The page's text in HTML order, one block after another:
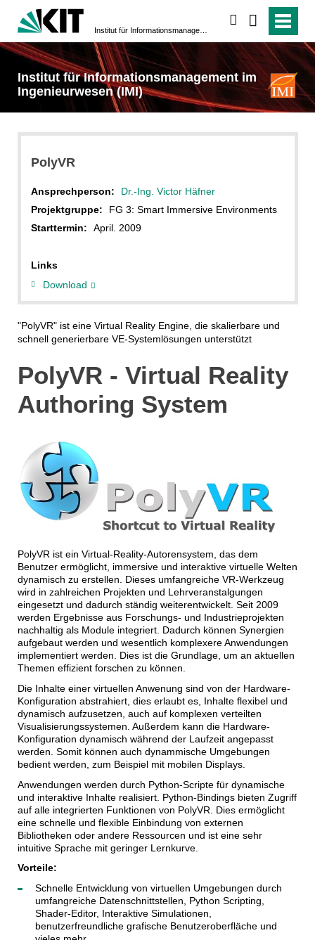
Institut für Informationsmanagement im
Ingenieurwesen (IMI)
PolyVR
Ansprechperson:
Dr.-Ing. Victor Häfner
Projektgruppe:
FG 3: Smart Immersive Environments
Starttermin:
April. 2009
Links
Download
"PolyVR" ist eine Virtual Reality Engine, die skalierbare und
schnell generierbare VE-Systemlösungen unterstützt
PolyVR - Virtual Reality
Authoring System
PolyVR ist ein Virtual-Reality-Autorensystem, das dem
Benutzer ermöglicht, immersive und interaktive virtuelle Welten
dynamisch zu erstellen. Dieses umfangreiche VR-Werkzeug
wird in zahlreichen Projekten und Lehrveranstalgungen
eingesetzt und dadurch ständig weiterentwickelt. Seit 2009
werden Ergebnisse aus Forschungs- und Industrieprojekten
nachhaltig als Module integriert. Dadurch können Synergien
aufgebaut werden und wesentlich komplexere Anwendungen
implementiert werden. Dies ist die Grundlage, um an aktuellen
Themen effizient forschen zu können.
Die Inhalte einer virtuellen Anwenung sind von der Hardware-
Konfiguration abstrahiert, dies erlaubt es, Inhalte flexibel und
dynamisch aufzusetzen, auch auf komplexen verteilten
Visualisierungssystemen. Außerdem kann die Hardware-
Konfiguration dynamisch während der Laufzeit angepasst
werden. Somit können auch dynammische Umgebungen
bedient werden, zum Beispiel mit mobilen Displays.
Anwendungen werden durch Python-Scripte für dynamische
und interaktive Inhalte realisiert. Python-Bindings bieten Zugriff
auf alle integrierten Funktionen von PolyVR. Dies ermöglicht
eine schnelle und flexible Einbindung von externen
Bibliotheken oder andere Ressourcen und ist eine sehr
intuitive Sprache mit geringer Lernkurve.
Vorteile:
Schnelle Entwicklung von virtuellen Umgebungen durch
umfangreiche Datenschnittstellen, Python Scripting,
Shader-Editor, Interaktive Simulationen,
benutzerfreundliche grafische Benutzeroberfläche und